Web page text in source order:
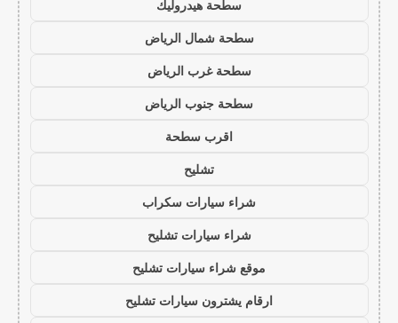
سطحة هيدروليك
سطحة شمال الرياض
سطحة غرب الرياض
سطحة جنوب الرياض
اقرب سطحة
تشليح
شراء سيارات سكراب
شراء سيارات تشليح
موقع شراء سيارات تشليح
ارقام يشترون سيارات تشليح